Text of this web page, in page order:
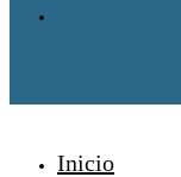
Inicio